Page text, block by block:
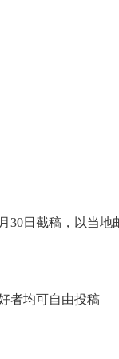
30日截稿，以当地
者均可自由投稿